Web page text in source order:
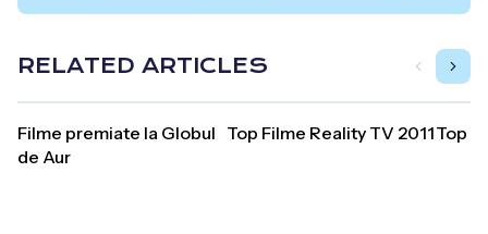
RELATED ARTICLES
Filme premiate la Globul
de Aur
Top Filme Reality TV 2011Top